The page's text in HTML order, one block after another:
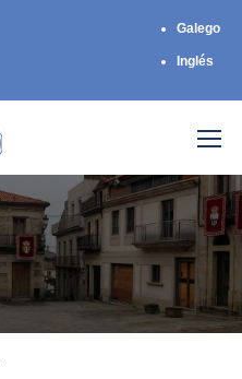
Galego
Inglés